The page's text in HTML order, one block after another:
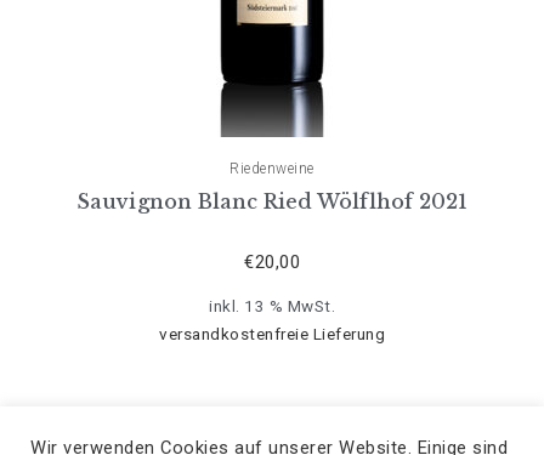
Riedenweine
Sauvignon Blanc Ried Wölflhof 2021
€20,00
inkl. 13 % MwSt.
versandkostenfreie Lieferung
Wir verwenden Cookies auf unserer Website. Einige sind